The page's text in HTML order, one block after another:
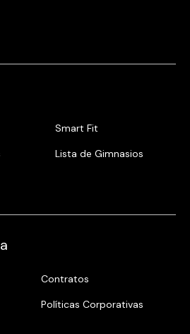
Smart Fit
Lista de Gimnasios
Contratos
Políticas Corporativas